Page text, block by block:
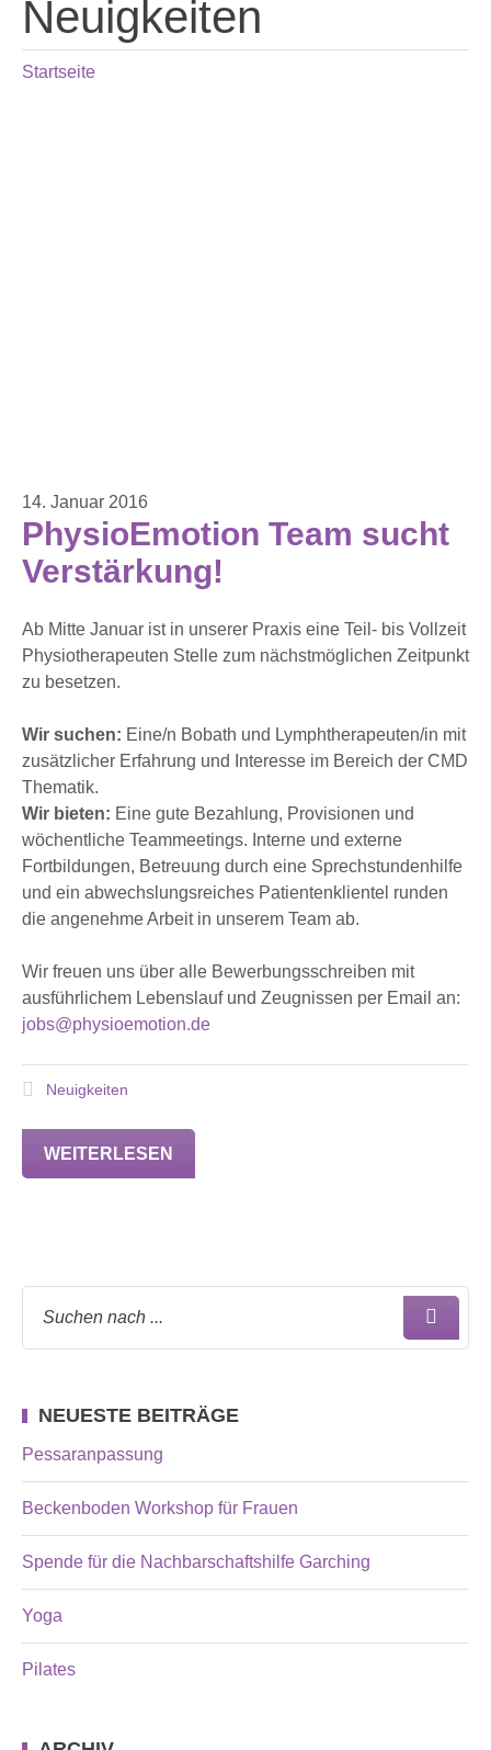
Neuigkeiten
Startseite
14. Januar 2016
PhysioEmotion Team sucht
Verstärkung!
Ab Mitte Januar ist in unserer Praxis eine Teil- bis Vollzeit
Physiotherapeuten Stelle zum nächstmöglichen Zeitpunkt
zu besetzen.
Wir suchen: Eine/n Bobath und Lymphtherapeuten/in mit
zusätzlicher Erfahrung und Interesse im Bereich der CMD
Thematik.
Wir bieten: Eine gute Bezahlung, Provisionen und
wöchentliche Teammeetings. Interne und externe
Fortbildungen, Betreuung durch eine Sprechstundenhilfe
und ein abwechslungsreiches Patientenklientel runden
die angenehme Arbeit in unserem Team ab.
Wir freuen uns über alle Bewerbungsschreiben mit
ausführlichem Lebenslauf und Zeugnissen per Email an:
jobs@physioemotion.de
Neuigkeiten
WEITERLESEN
NEUESTE BEITRÄGE
Pessaranpassung
Beckenboden Workshop für Frauen
Spende für die Nachbarschaftshilfe Garching
Yoga
Pilates